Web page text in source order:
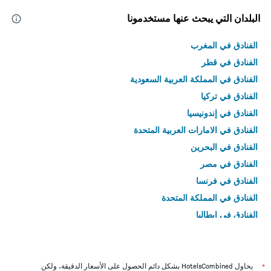
البلدان التي يبحث عنها مستخدمونا
الفنادق في المغرب
الفنادق في قطر
الفنادق في المملكة العربية السعودية
الفنادق في تركيا
الفنادق في إندونيسيا
الفنادق في الامارات العربية المتحدة
الفنادق في البحرين
الفنادق في مصر
الفنادق في فرنسا
الفنادق في المملكة المتحدة
الفنادق في إيطاليا
* يحاول HotelsCombined بشكل دائم الحصول على الأسعار الدقيقة، ولكن